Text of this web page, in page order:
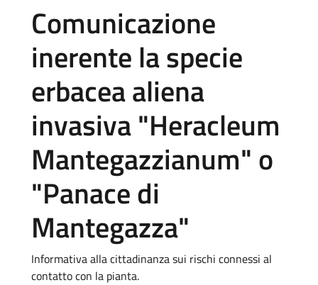
Comunicazione
inerente la specie
erbacea aliena
invasiva "Heracleum
Mantegazzianum" o
"Panace di
Mantegazza"
Informativa alla cittadinanza sui rischi connessi al
contatto con la pianta.